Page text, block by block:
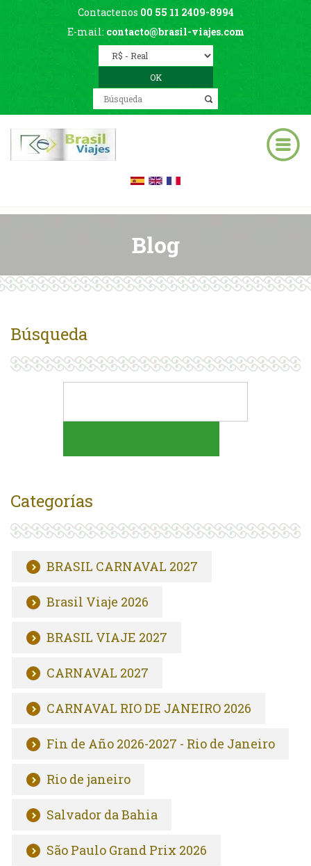
Contactenos 00 55 11 2409-8994
E-mail: contacto@brasil-viajes.com
Blog
Búsqueda
Categorías
BRASIL CARNAVAL 2027
Brasil Viaje 2026
BRASIL VIAJE 2027
CARNAVAL 2027
CARNAVAL RIO DE JANEIRO 2026
Fin de Año 2026-2027 - Rio de Janeiro
Rio de janeiro
Salvador da Bahia
São Paulo Grand Prix 2026